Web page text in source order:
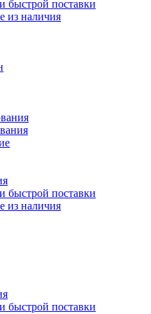
быстрой поставки
быстрой поставки
быстрой поставки